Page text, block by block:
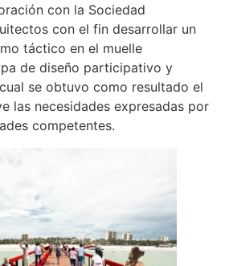
con la Sociedad
con el fin desarrollar un
táctico en el muelle
de diseño participativo y
se obtuvo como resultado el
las necesidades expresadas por
competentes.